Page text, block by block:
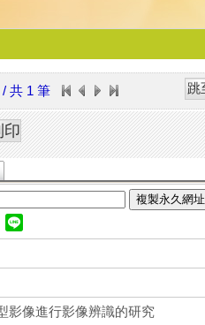
共 1 筆
複製永久網址
影像進行影像辨識的研究